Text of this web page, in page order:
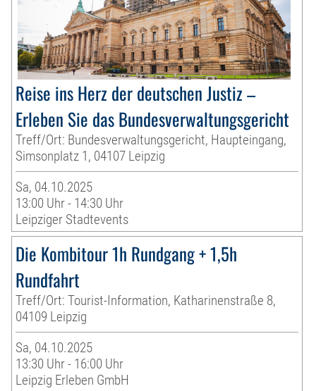
Reise ins Herz der deutschen Justiz –
Erleben Sie das Bundesverwaltungsgericht
Treff/Ort: Bundesverwaltungsgericht, Haupteingang,
Simsonplatz 1, 04107 Leipzig
Sa, 04.10.2025
13:00 Uhr - 14:30 Uhr
Leipziger Stadtevents
Die Kombitour 1h Rundgang + 1,5h
Rundfahrt
Treff/Ort: Tourist-Information, Katharinenstraße 8,
04109 Leipzig
Sa, 04.10.2025
13:30 Uhr - 16:00 Uhr
Leipzig Erleben GmbH